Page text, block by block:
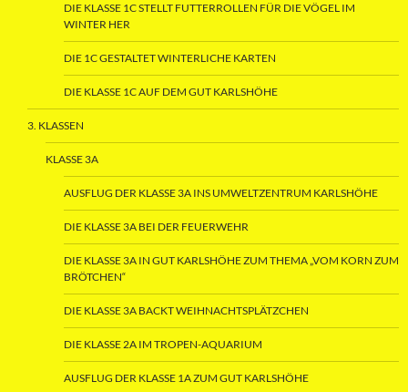
DIE KLASSE 1C STELLT FUTTERROLLEN FÜR DIE VÖGEL IM
WINTER HER
DIE 1C GESTALTET WINTERLICHE KARTEN
DIE KLASSE 1C AUF DEM GUT KARLSHÖHE
3. KLASSEN
KLASSE 3A
AUSFLUG DER KLASSE 3A INS UMWELTZENTRUM KARLSHÖHE
DIE KLASSE 3A BEI DER FEUERWEHR
DIE KLASSE 3A IN GUT KARLSHÖHE ZUM THEMA „VOM KORN ZUM
BRÖTCHEN“
DIE KLASSE 3A BACKT WEIHNACHTSPLÄTZCHEN
DIE KLASSE 2A IM TROPEN-AQUARIUM
AUSFLUG DER KLASSE 1A ZUM GUT KARLSHÖHE